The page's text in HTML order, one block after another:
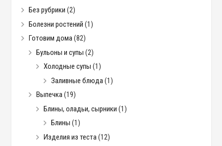
Без рубрики (2)
Болезни ростений (1)
Готовим дома(82)
Бульоны и супы (2)
Холодные супы (1)
Заливные блюда(1)
Выпечка(19)
Блины, оладьи, сырники (1)
Блины (1)
Изделия из теста(12)